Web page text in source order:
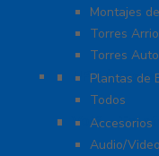
Montajes
Torres
Torres
UPS /
Plantas de
Todos
VoIP –
Accesorios
Audio/